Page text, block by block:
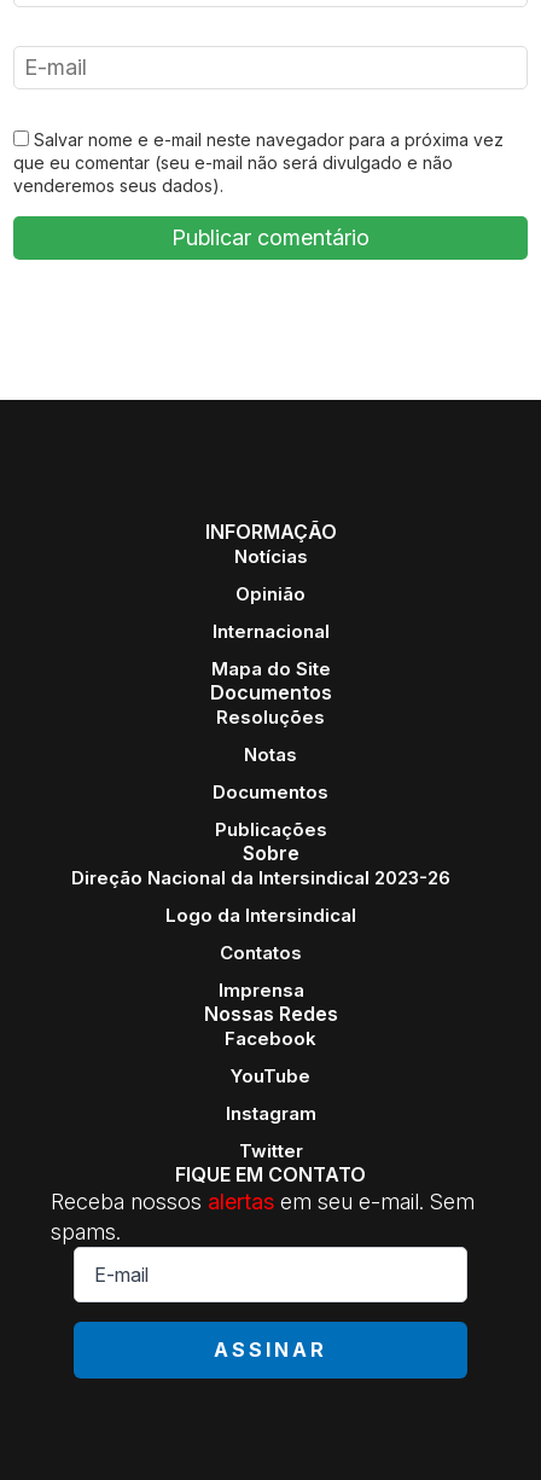
Salvar nome e e-mail neste navegador para a próxima vez
que eu comentar (seu e-mail não será divulgado e não
venderemos seus dados).
INFORMAÇÃO
Notícias
Opinião
Internacional
Mapa do Site
Documentos
Resoluções
Notas
Documentos
Publicações
Sobre
Direção Nacional da Intersindical 2023-26
Logo da Intersindical
Contatos
Imprensa
Nossas Redes
Facebook
YouTube
Instagram
Twitter
FIQUE EM CONTATO
Receba nossos alertas em seu e-mail. Sem
spams.
E-
mail
*
ASSINAR